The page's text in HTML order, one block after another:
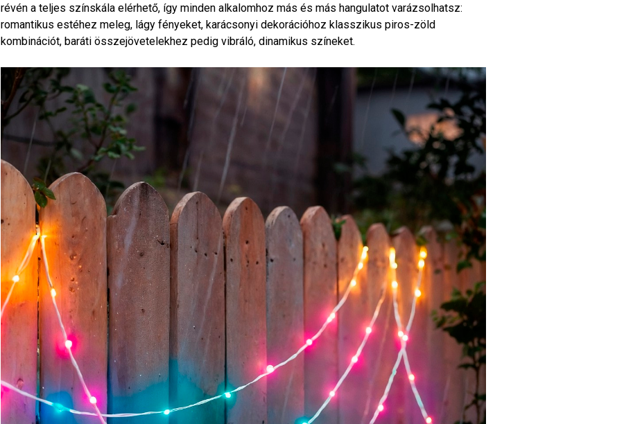
révén a teljes színskála elérhető, így minden alkalomhoz más és más hangulatot varázsolhatsz:
romantikus estéhez meleg, lágy fényeket, karácsonyi dekorációhoz klasszikus piros-zöld
kombinációt, baráti összejövetelekhez pedig vibráló, dinamikus színeket.